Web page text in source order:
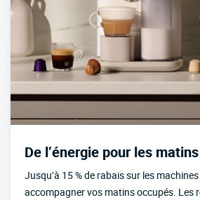
De l’énergie pour les
Jusqu’à 15 % de rabais sur les
accompagner vos matins occupés. Les